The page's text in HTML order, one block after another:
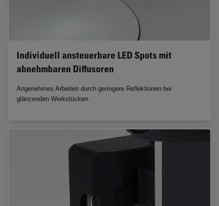
Individuell ansteuerbare LED Spots mit
abnehmbaren Diffusoren
Angenehmes Arbeiten durch geringere Reflektionen bei
glänzenden Werkstücken.